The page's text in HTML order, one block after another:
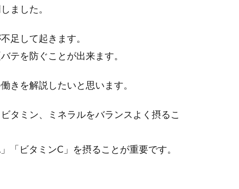
ました。
足して起きます。
テを防ぐことが出来ます。
きを解説したいと思います。
タミン、ミネラルをバランスよく摂るこ
「ビタミンC」を摂ることが重要です。